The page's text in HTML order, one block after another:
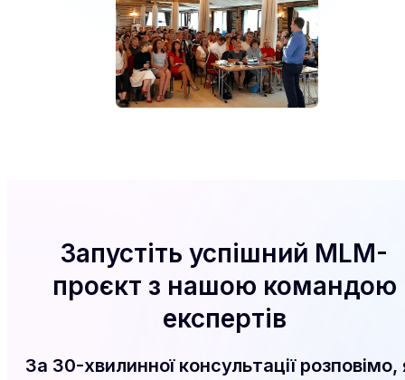
Запустіть успішний MLM-
проєкт з нашою командою
експертів
За 30-хвилинної консультації розповімо,